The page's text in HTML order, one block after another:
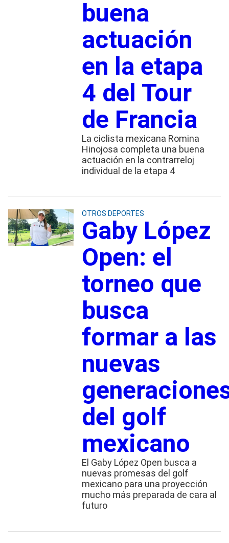
buena
actuación
en la etapa
4 del Tour
de Francia
La ciclista mexicana Romina
Hinojosa completa una buena
actuación en la contrarreloj
individual de la etapa 4
OTROS DEPORTES
Gaby López
Open: el
torneo que
busca
formar a las
nuevas
del golf
mexicano
El Gaby López Open busca a
nuevas promesas del golf
mexicano para una proyección
mucho más preparada de cara al
futuro